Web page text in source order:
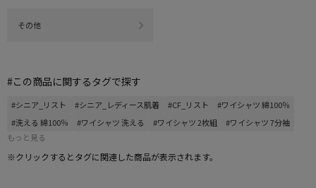
その他
#この商品に関するタグで探す
#シニア_リスト #シニア_レディース肌着 #CF_リスト
#ワイシャツ 綿100％
#洗える 綿100％
#ワイシャツ 洗える #ワイシャツ 2枚組
#ワイシャツ 7分袖
もっと見る
※クリックするとタグに関連した商品が表示されます。